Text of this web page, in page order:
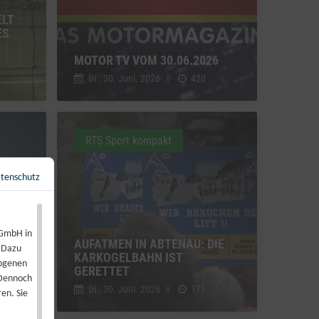
MOTOR TV VOM 30.06.2026
Di., 30. Juni. 2026 // 420
AUFATMEN IN ABTENAU: DIE
KARKOGELBAHN IST
GERETTET
Di., 30. Juni. 2026 //
RTS Sport kompakt
in
Sie